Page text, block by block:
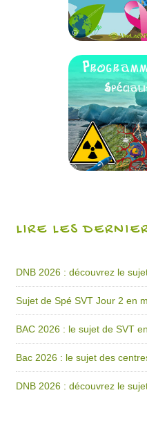
LIRE LES
DNB 2026 : découvrez le
Sujet de Spé SVT Jour 2 en
BAC 2026 : le sujet de SVT
Bac 2026 : le sujet des
DNB 2026 : découvrez le